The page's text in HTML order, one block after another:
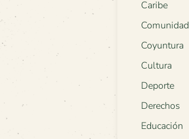
Caribe
Comunidad
Coyuntura
Cultura
Deporte
Derechos
Educación